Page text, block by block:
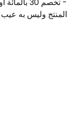
المنتج وليس به